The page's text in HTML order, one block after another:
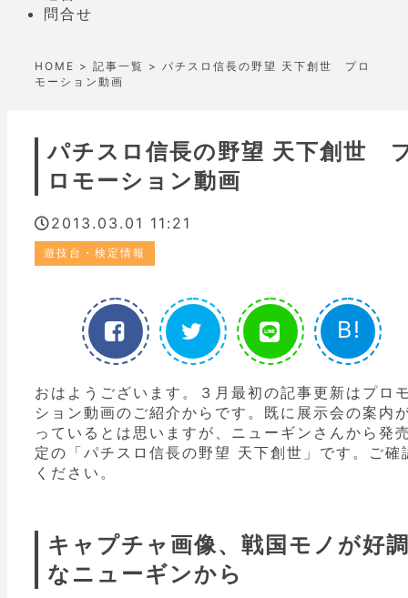
問合せ
HOME > 記事一覧 > パチスロ信長の野望 天下創世 プロ
モーション動画
パチスロ信長の野望 天下創世
ロモーション動画
2013.03.01 11:21
遊技台・検定情報
B!
おはようございます。３月最初の記事更新はプロ
ション動画のご紹介からです。既に展示会の案内
っているとは思いますが、ニューギンさんから発
定の「パチスロ信長の野望 天下創世」です。ご確
ください。
キャプチャ画像、戦国モノが好
なニューギンから